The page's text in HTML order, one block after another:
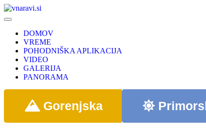
DOMOV
VREME
POHODNIŠKA APLIKACIJA
VIDEO
GALERIJA
PANORAMA
Gorenjska